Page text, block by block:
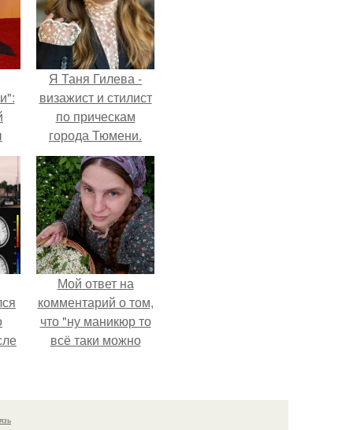
Я Таня Гилева -
визажист и стилист
по прическам
города Тюмени.
Мой ответ на
комментарий о том,
что "ну маникюр то
всё таки можно